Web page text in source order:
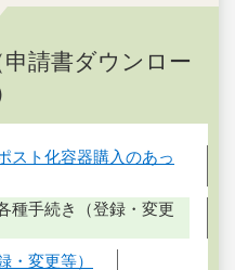
請書ダウンロー
スト化容器購入のあっ
種手続き（登録・変更
・変更等）